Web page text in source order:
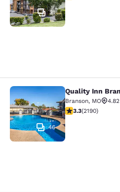
31
Quality Inn
46
Quality Inn
Branson, MO
calificación de
3.3(2190)